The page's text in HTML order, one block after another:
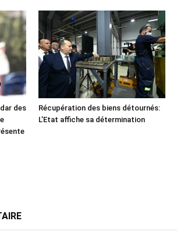
des
Récupération des biens détournés:
L’Etat affiche sa détermination